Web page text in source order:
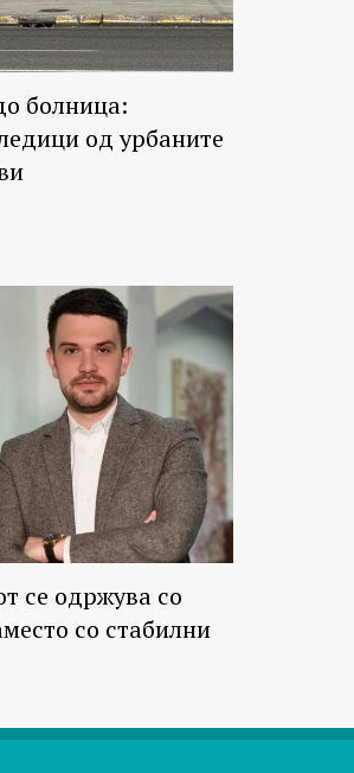
болница:
од урбаните
се одржува со
со стабилни